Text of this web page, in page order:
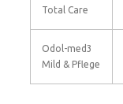
Total Care
Odol-med3
Mild & Pflege